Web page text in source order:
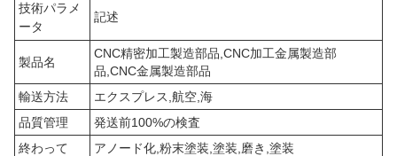
技術パラメ
ータ
記述
製品名
CNC精密加工製造部品,CNC加工金属製造部
品,CNC金属製造部品
輸送方法
エクスプレス,航空,海
品質管理
発送前100%の検査
終わって
アノード化,粉末塗装,塗装,磨き,塗装